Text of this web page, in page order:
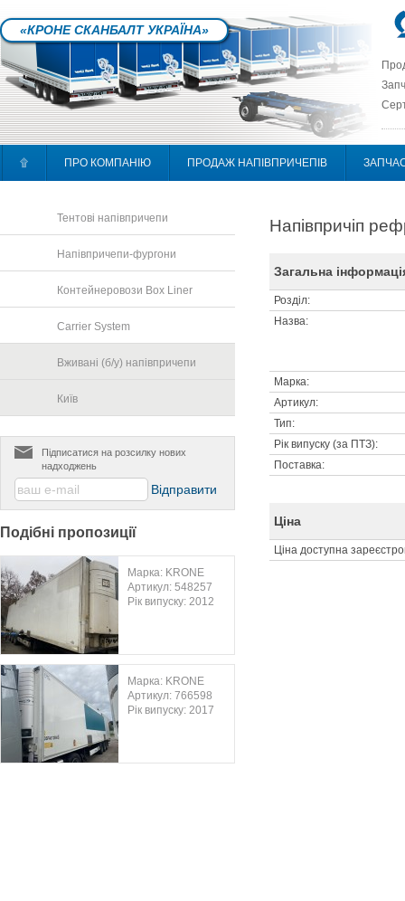
«КРОНЕ СКАНБАЛТ УКРАЇНА»
۩ ПРО КОМПАНІЮ ПРОДАЖ НАПІВПРИЧЕПІВ
Тентові напівпричепи
Напівпричепи-фургони
Контейнеровози Box Liner
Carrier System
Вживані (б/у) напівпричепи
Київ
Підписатися на розсилку нових
надходжень
Подібні пропозиції
Марка: KRONE
Артикул: 548257
Рік випуску: 2012
Марка: KRONE
Артикул: 766598
Рік випуску: 2017
Напівпричіп
Загальна
Розділ:
Назва:
Марка:
Артикул:
Тип:
Рік випуску (за ПТЗ):
Поставка:
Ціна
Ціна доступна